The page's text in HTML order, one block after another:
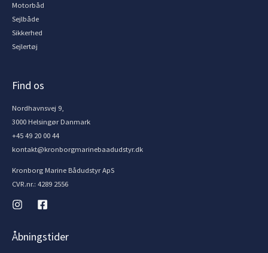
Motorbåd
Sejlbåde
Sikkerhed
Sejlertøj
Find os
Nordhavnsvej 9,
3000 Helsingør Danmark
+45 49 20 00 44
kontakt@kronborgmarinebaadudstyr.dk
Kronborg Marine Bådudstyr ApS
CVR.nr.: 4289 2556
Åbningstider